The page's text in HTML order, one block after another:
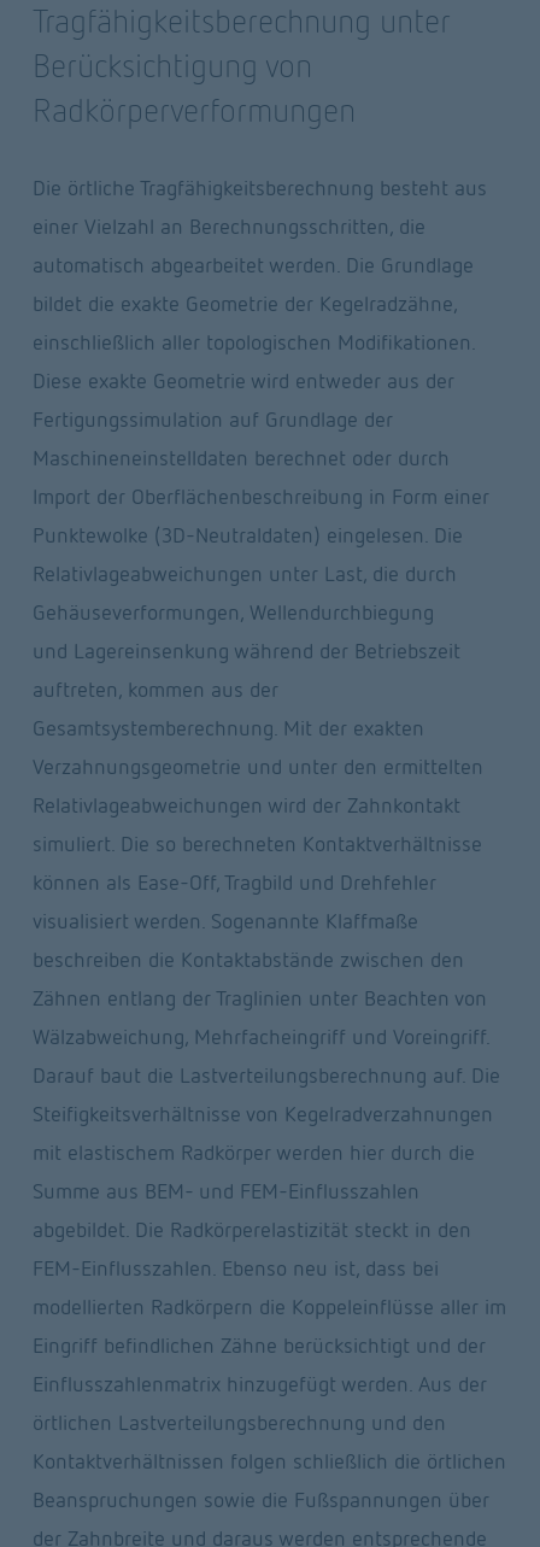
Tragfähigkeitsberechnung unter
Berücksichtigung von
Radkörperverformungen
Die örtliche Tragfähigkeitsberechnung besteht aus
einer Vielzahl an Berechnungsschritten, die
automatisch abgearbeitet werden. Die Grundlage
bildet die exakte Geometrie der Kegelradzähne,
einschließlich aller topologischen Modifikationen.
Diese exakte Geometrie wird entweder aus der
Fertigungssimulation auf Grundlage der
Maschineneinstelldaten berechnet oder durch
Import der Oberflächenbeschreibung in Form einer
Punktewolke (3D-Neutraldaten) eingelesen. Die
Relativlageabweichungen unter Last, die durch
Gehäuseverformungen, Wellendurchbiegung
und Lagereinsenkung während der Betriebszeit
auftreten, kommen aus der
Gesamtsystemberechnung. Mit der exakten
Verzahnungsgeometrie und unter den ermittelten
Relativlageabweichungen wird der Zahnkontakt
simuliert. Die so berechneten Kontaktverhältnisse
können als Ease-Off, Tragbild und Drehfehler
visualisiert werden. Sogenannte Klaffmaße
beschreiben die Kontaktabstände zwischen den
Zähnen entlang der Traglinien unter Beachten von
Wälzabweichung, Mehrfacheingriff und Voreingriff.
Darauf baut die Lastverteilungsberechnung auf. Die
Steifigkeitsverhältnisse von Kegelradverzahnungen
mit elastischem Radkörper werden hier durch die
Summe aus BEM- und FEM-Einflusszahlen
abgebildet. Die Radkörperelastizität steckt in den
FEM-Einflusszahlen. Ebenso neu ist, dass bei
modellierten Radkörpern die Koppeleinflüsse aller im
Eingriff befindlichen Zähne berücksichtigt und der
Einflusszahlenmatrix hinzugefügt werden. Aus der
örtlichen Lastverteilungsberechnung und den
Kontaktverhältnissen folgen schließlich die örtlichen
Beanspruchungen sowie die Fußspannungen über
der Zahnbreite und daraus werden entsprechende